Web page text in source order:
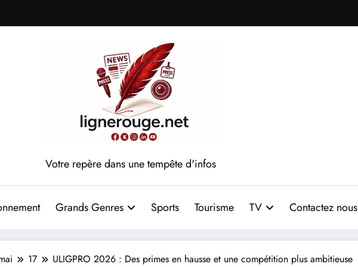
Votre repère dans une tempête d'infos
Grands Genres Sports Tourisme TV Contactez nous
17 ULIGPRO 2026 : Des primes en hausse et une compétition plus ambitieuse